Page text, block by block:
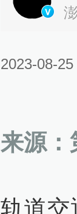
2023-08-
来源：
轨道交